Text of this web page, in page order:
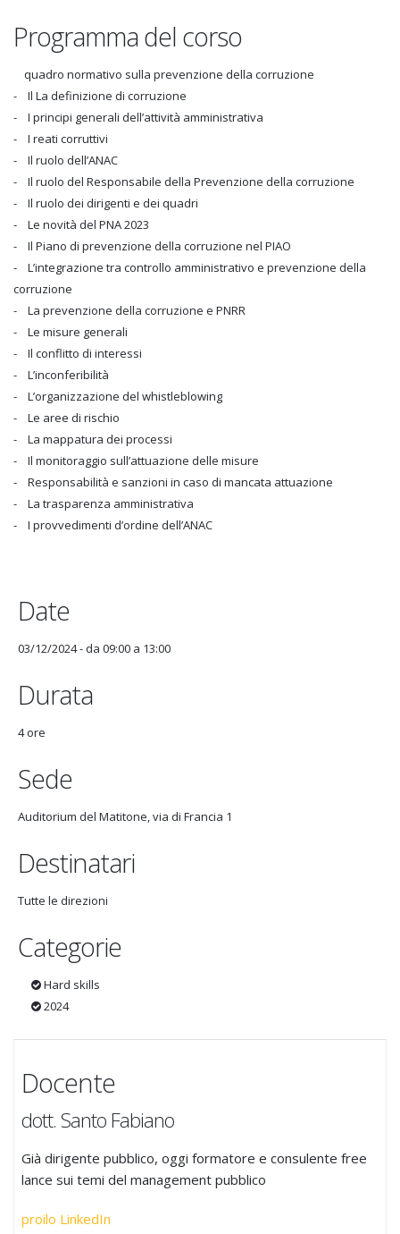
Programma del corso
quadro normativo sulla prevenzione della corruzione
- Il La definizione di corruzione
- I principi generali dell’attività amministrativa
- I reati corruttivi
- Il ruolo dell’ANAC
- Il ruolo del Responsabile della Prevenzione della corruzione
- Il ruolo dei dirigenti e dei quadri
- Le novità del PNA 2023
- Il Piano di prevenzione della corruzione nel PIAO
- L’integrazione tra controllo amministrativo e prevenzione della
corruzione
- La prevenzione della corruzione e PNRR
- Le misure generali
- Il conflitto di interessi
- L’inconferibilità
- L’organizzazione del whistleblowing
- Le aree di rischio
- La mappatura dei processi
- Il monitoraggio sull’attuazione delle misure
- Responsabilità e sanzioni in caso di mancata attuazione
- La trasparenza amministrativa
- I provvedimenti d’ordine dell’ANAC
Date
03/12/2024 -da 09:00 a 13:00
Durata
4 ore
Sede
Auditorium del Matitone, via di Francia 1
Destinatari
Tutte le direzioni
Categorie
Hard skills
2024
Docente
dott. Santo Fabiano
Già dirigente pubblico, oggi formatore e consulente free
lance sui temi del management pubblico
proilo LinkedIn